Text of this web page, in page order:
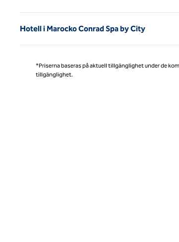
Hotell i Marocko Conrad Spa by City
*Priserna baseras på aktuell tillgänglighet under de
tillgänglighet.